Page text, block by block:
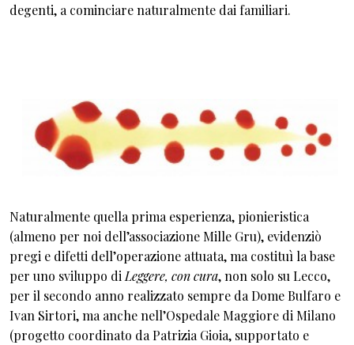
degenti, a cominciare naturalmente dai familiari.
Naturalmente quella prima esperienza, pionieristica
(almeno per noi dell’associazione Mille Gru), evidenziò
pregi e difetti dell’operazione attuata, ma costituì la base
per uno sviluppo di Leggere, con cura, non solo su Lecco,
per il secondo anno realizzato sempre da Dome Bulfaro e
Ivan Sirtori, ma anche nell’Ospedale Maggiore di Milano
(progetto coordinato da Patrizia Gioia, supportato e